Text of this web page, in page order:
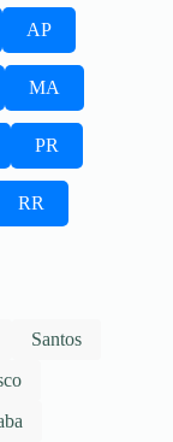
AP
MA
PR
RR
Santos